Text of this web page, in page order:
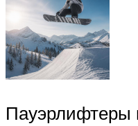
Пауэрлифтеры